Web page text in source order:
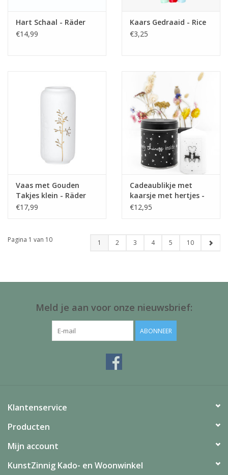
Hart Schaal - Räder
€14,99
Kaars Gedraaid - Rice
€3,25
Vaas met Gouden
Takjes klein - Räder
€17,99
Cadeaublikje met
kaarsje met hertjes -
Zoedt
€12,95
Pagina 1 van 10 1 2 3 4 5 10
Meld je aan voor onze nieuwsbrief:
ABONNEER
Klantenservice
Producten
Mijn account
KunstZinnig Kado- en Woonwinkel